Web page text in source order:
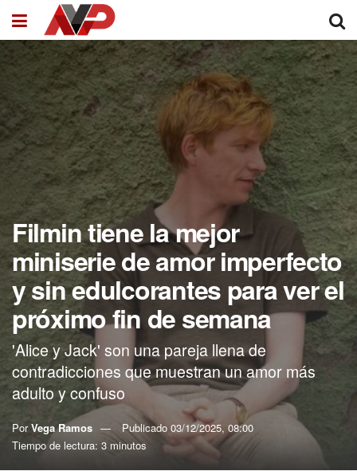
Filmin tiene la mejor
miniserie de amor imperfecto
y sin edulcorantes para ver el
próximo fin de semana
'Alice y Jack' son una pareja llena de
contradicciones que muestran un amor más
adulto y confuso
Por Vega Ramos Publicado 03/12/2025, 08:00
Tiempo de lectura: 3 minutos